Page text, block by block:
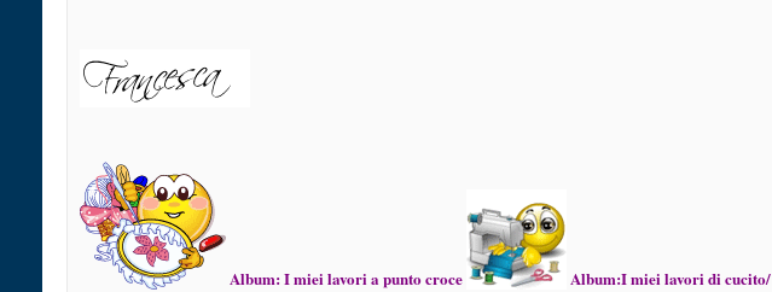
Album:I miei lavori a punto croce Album:I miei lavori di cucito/